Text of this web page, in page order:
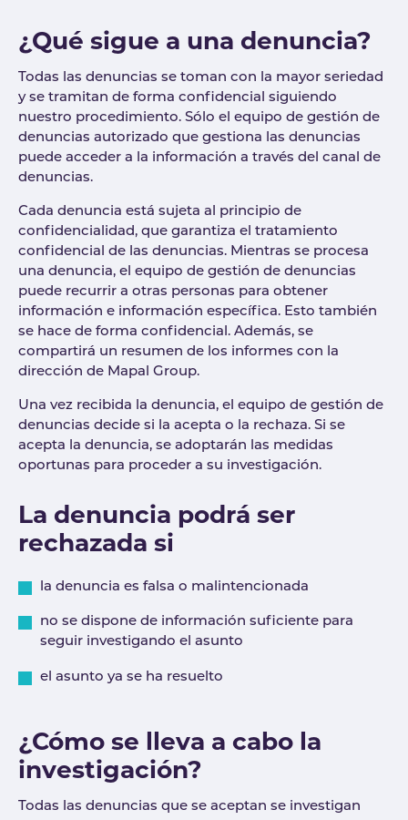
¿Qué sigue a una denuncia?
Todas las denuncias se toman con la mayor seriedad
y se tramitan de forma confidencial siguiendo
nuestro procedimiento. Sólo el equipo de gestión de
denuncias autorizado que gestiona las denuncias
puede acceder a la información a través del canal de
denuncias.
Cada denuncia está sujeta al principio de
confidencialidad, que garantiza el tratamiento
confidencial de las denuncias. Mientras se procesa
una denuncia, el equipo de gestión de denuncias
puede recurrir a otras personas para obtener
información e información específica. Esto también
se hace de forma confidencial. Además, se
compartirá un resumen de los informes con la
dirección de Mapal Group.
Una vez recibida la denuncia, el equipo de gestión de
denuncias decide si la acepta o la rechaza. Si se
acepta la denuncia, se adoptarán las medidas
oportunas para proceder a su investigación.
La denuncia podrá ser
rechazada si
la denuncia es falsa o malintencionada
no se dispone de información suficiente para
seguir investigando el asunto
el asunto ya se ha resuelto
¿Cómo se lleva a cabo la
investigación?
Todas las denuncias que se aceptan se investigan